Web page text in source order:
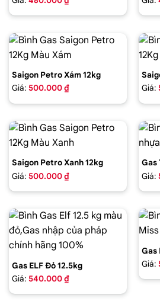
Saigon Petro Xám 12kg
Giá: 500.000 ₫
Giá:
Saigon Petro Xanh 12kg
Giá: 500.000 ₫
Gas
Giá:
Gas ELF Đỏ 12.5kg
Giá: 540.000 ₫
Gas
Giá: